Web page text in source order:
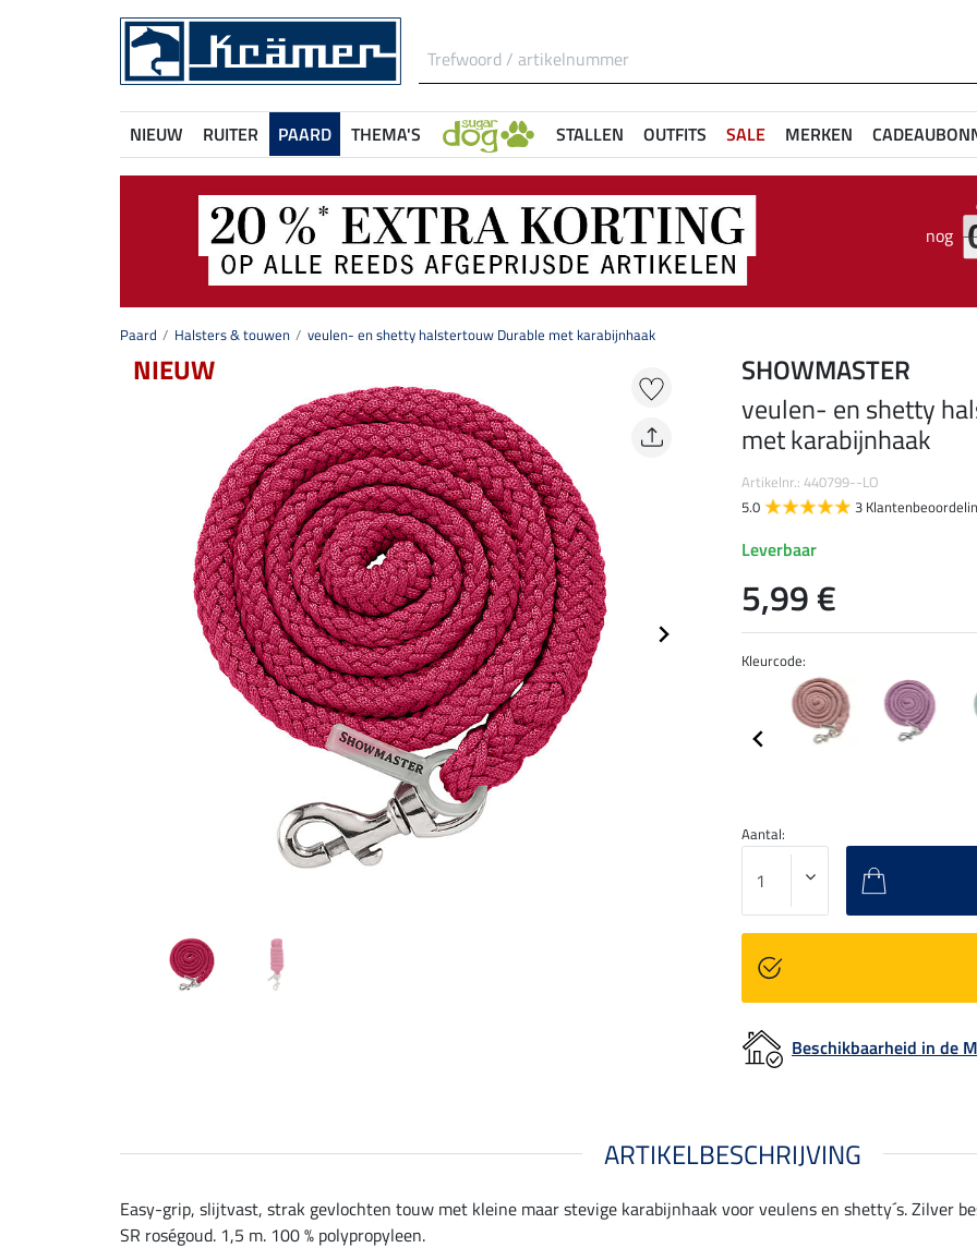
NIEUW RUITER PAARD THEMA'S STALLEN OUTFITS SALE MERKEN
nog
Paard Halsters & touwen veulen- en shetty halstertouw Durable met karabijnhaak
NIEUW
Kleurcode:
SHOWMASTER
veulen- en shetty
met karabijnhaak
Artikelnr.: 440799--LO
5.0
3
Leverbaar
5,99 €
Aantal:
Beschikbaarheid in de
ARTIKELBESCHRIJVING
Easy-grip, slijtvast, strak gevlochten touw met kleine maar stevige karabijnhaak voor veulens en shetty´s. Zilver
SR roségoud. 1,5 m. 100 % polypropyleen.